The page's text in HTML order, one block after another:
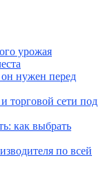
урожая
он нужен перед
торговой сети под
как выбрать
по всей